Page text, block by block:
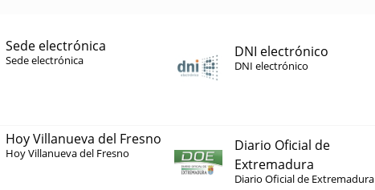
Sede electrónica
Sede electrónica DNI electrónico
DNI electrónico
Hoy Villanueva del Fresno
Hoy Villanueva del Fresno
Diario Oficial de
Extremadura
Diario Oficial de Extremadura